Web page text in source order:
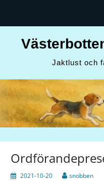
Jaktlust och
2021-10-20 snobben